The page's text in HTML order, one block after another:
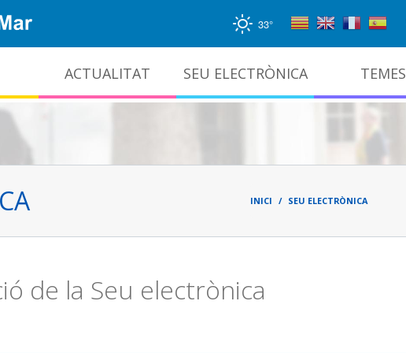
33°
ACTUALITAT SEU ELECTRÒNICA TEMES
Fild'ariadna
INICI SEU ELECTRÒNICA
de la Seu electrònica